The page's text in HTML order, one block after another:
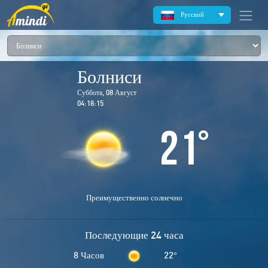
Русский
Болниси
Суббота, 08 Август
04:18:16
21°
Преимущественно солнечно
Последующие 24 часа
8 Часов 22°